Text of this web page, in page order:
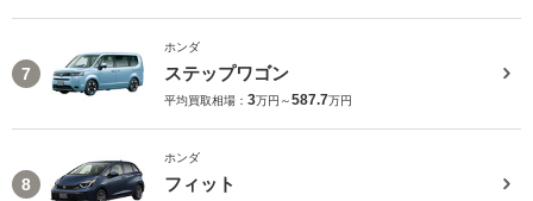
7
ホンダ
ステップワゴン
平均買取相場： 3万円～587.7万円
8
ホンダ
フィット